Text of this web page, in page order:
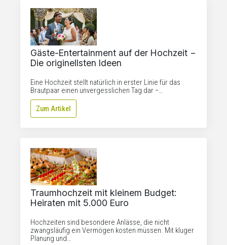
Gäste-Entertainment auf der Hochzeit −
Die originellsten Ideen
Eine Hochzeit stellt natürlich in erster Linie für das
Brautpaar einen unvergesslichen Tag dar −…
Zum Artikel
Traumhochzeit mit kleinem Budget:
Heiraten mit 5.000 Euro
Hochzeiten sind besondere Anlässe, die nicht
zwangsläufig ein Vermögen kosten müssen. Mit kluger
Planung und…